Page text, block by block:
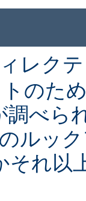
レク
のた
調べら
ルッ
それ以